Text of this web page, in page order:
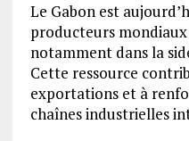
Le Gabon est
producteurs
notamment dans la
Cette ressource
exportations et à
chaînes industrielles